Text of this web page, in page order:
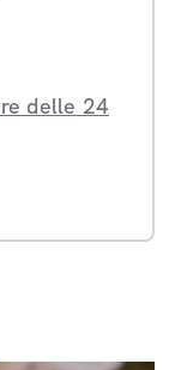
delle 24